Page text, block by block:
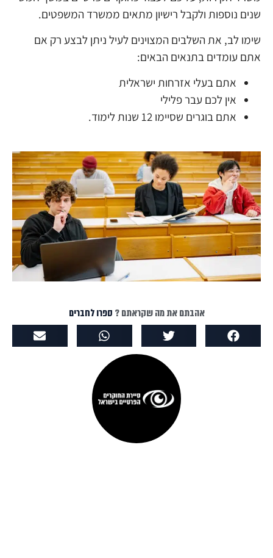
שנים נוספות ולקבל רישיון מתאים ממשרד המשפטים.
שימו לב, את השלבים המצוינים לעיל ניתן לבצע רק אם
אתם עומדים בתנאים הבאים:
אתם בעלי אזרחות ישראלית
אין לכם עבר פלילי
אתם בוגרים שסיימו 12 שנות לימוד.
אהבתם את מה שקראתם ? ספרו לחברים